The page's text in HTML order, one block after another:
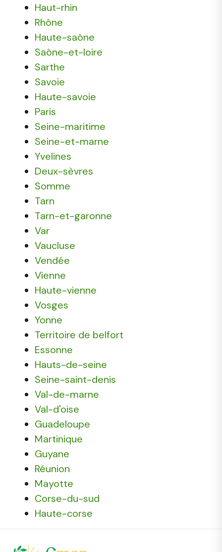
Haut-rhin
Rhône
Haute-saône
Saône-et-loire
Sarthe
Savoie
Haute-savoie
Paris
Seine-maritime
Seine-et-marne
Yvelines
Deux-sèvres
Somme
Tarn
Tarn-et-garonne
Var
Vaucluse
Vendée
Vienne
Haute-vienne
Vosges
Yonne
Territoire de belfort
Essonne
Hauts-de-seine
Seine-saint-denis
Val-de-marne
Val-d'oise
Guadeloupe
Martinique
Guyane
Réunion
Mayotte
Corse-du-sud
Haute-corse